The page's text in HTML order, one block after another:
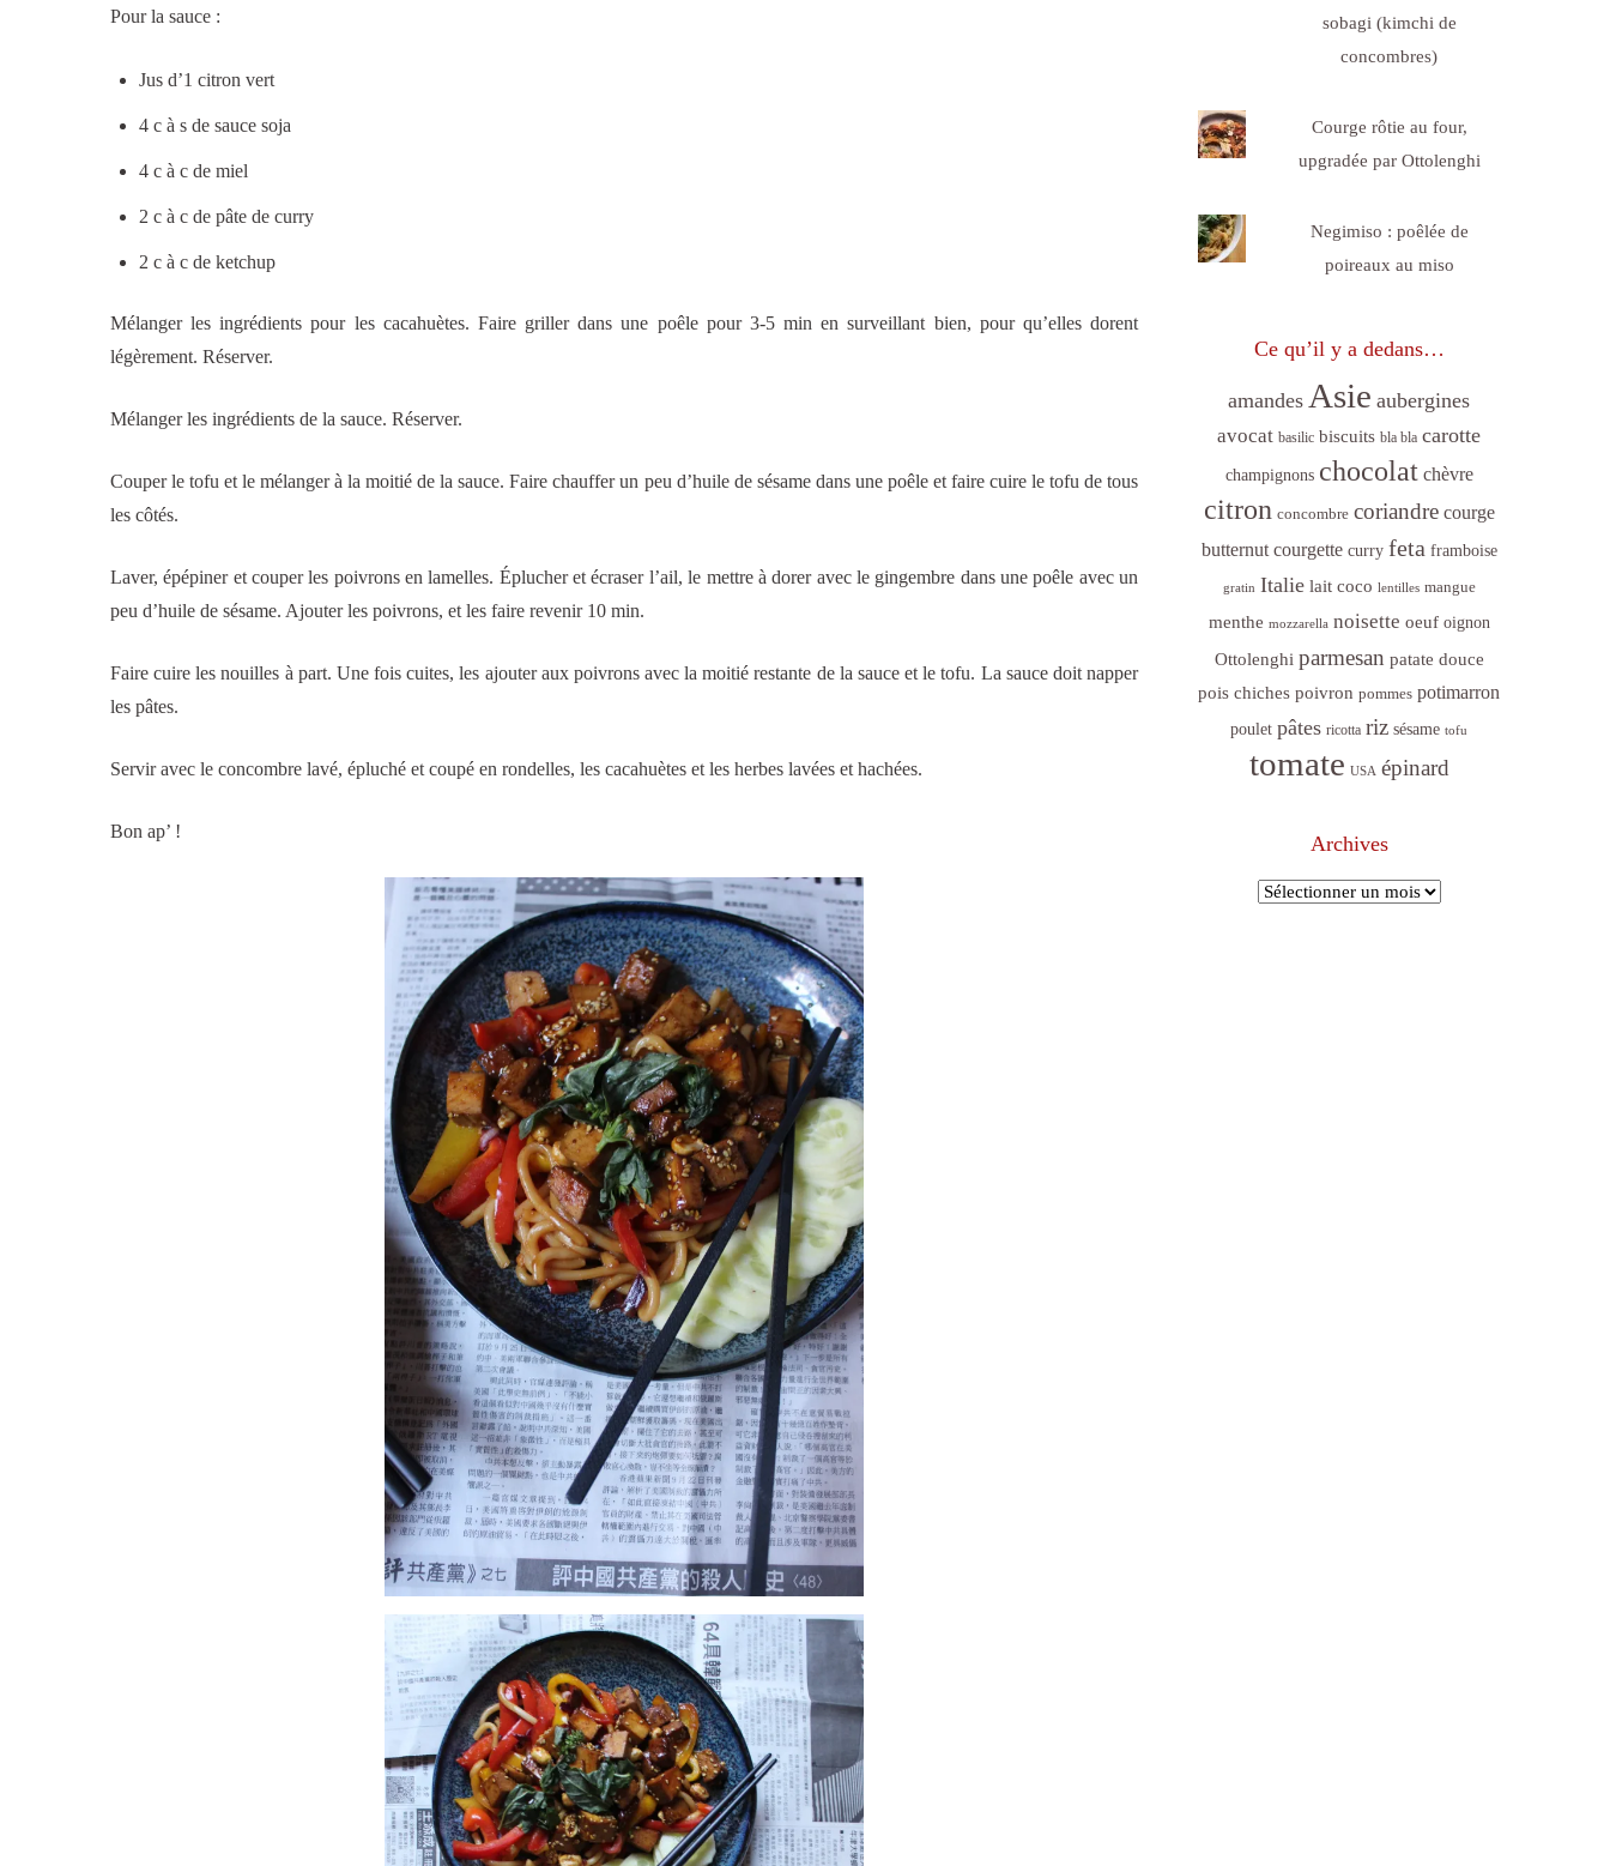
Pour la sauce :
Jus d’1 citron vert
4 c à s de sauce soja
4 c à c de miel
2 c à c de pâte de curry
2 c à c de ketchup
Mélanger les ingrédients pour les cacahuètes. Faire griller dans une poêle pour 3-5 min en surveillant bien, pour qu’elles dorent
légèrement. Réserver.
Mélanger les ingrédients de la sauce. Réserver.
Couper le tofu et le mélanger à la moitié de la sauce. Faire chauffer un peu d’huile de sésame dans une poêle et faire cuire le tofu de tous
les côtés.
Laver, épépiner et couper les poivrons en lamelles. Éplucher et écraser l’ail, le mettre à dorer avec le gingembre dans une poêle avec un
peu d’huile de sésame. Ajouter les poivrons, et les faire revenir 10 min.
Faire cuire les nouilles à part. Une fois cuites, les ajouter aux poivrons avec la moitié restante de la sauce et le tofu. La sauce doit napper
les pâtes.
Servir avec le concombre lavé, épluché et coupé en rondelles, les cacahuètes et les herbes lavées et hachées.
Bon ap’ !
sobagi (kimchi de
concombres)
Courge rôtie au four,
upgradée par Ottolenghi
Negimiso : poêlée de
poireaux au miso
Ce qu’il y a dedans…
amandes Asie aubergines
avocat basilic biscuits bla bla carotte
champignons chocolat chèvre
citron concombre coriandre courge
butternut courgette curry feta framboise
gratin Italie lait coco lentilles mangue
menthe mozzarella noisette oeuf oignon
Ottolenghi parmesan patate douce
pois chiches poivron pommes potimarron
poulet pâtes ricotta riz sésame tofu
tomate USA épinard
Archives
Archives